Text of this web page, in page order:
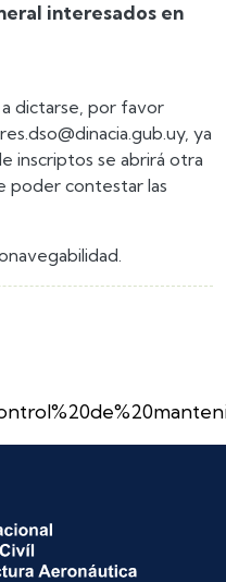
interesados en
dictarse, por favor
ya
inscriptos se abrirá otra
poder contestar las